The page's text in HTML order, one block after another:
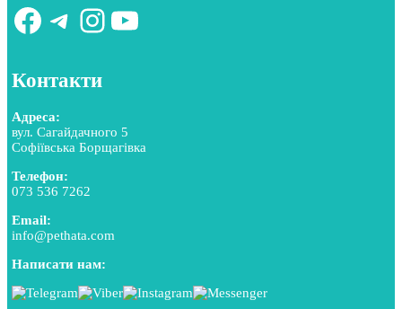
Facebook
Telegram
Instagram
YouTube
Контакти
Адреса:
вул. Сагайдачного 5
Софіївська Борщагівка
Телефон:
073 536 7262
Email:
info@pethata.com
Написати нам: